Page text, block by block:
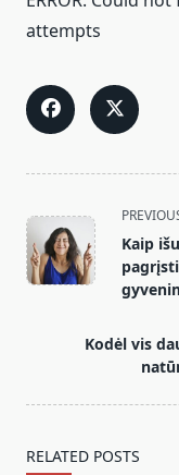
attempts
<span
class="nav-
subtitle
screen-
text">Page</
Kaip
Kodėl vis
RELATED POSTS